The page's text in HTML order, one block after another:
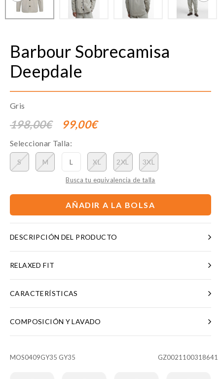
Barbour Sobrecamisa
Deepdale
Gris
198,00€ 99,00€
Seleccionar Talla:
S M L XL 2XL 3XL
Busca tu equivalencia de talla
AÑADIR A LA BOLSA
DESCRIPCIÓN DEL PRODUCTO
RELAXED FIT
CARACTERÍSTICAS
COMPOSICIÓN Y LAVADO
MOS0409GY35 GY35 GZ0021100318641